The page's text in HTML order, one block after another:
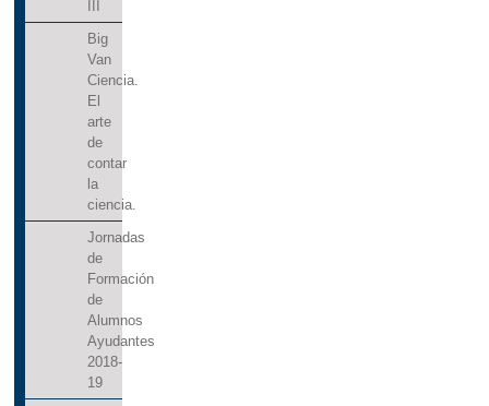
Big
Van
Ciencia.
El
arte
de
contar
la
ciencia.
Jornadas
de
Formación
de
Alumnos
Ayudantes
2018-
19